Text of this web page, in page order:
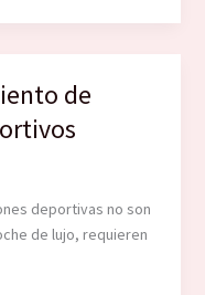
de
deportivas no son
de lujo, requieren